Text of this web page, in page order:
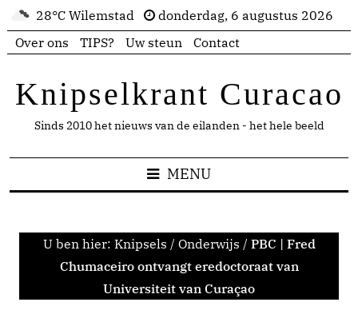
28°C Wilemstad
donderdag, 6 augustus 2026
Over ons
TIPS? Uw steun Contact
Knipselkrant Curacao
Sinds 2010 het nieuws van de eilanden - het hele beeld
MENU
U ben hier: Knipsels / Onderwijs / PBC | Fred
Chumaceiro ontvangt eredoctoraat van
Universiteit van Curaçao